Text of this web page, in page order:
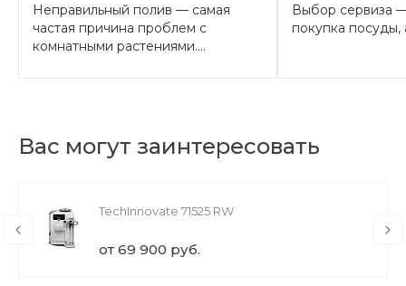
Неправильный полив — самая
частая причина проблем с
комнатными растениями....
Выбор сервиза
покупка посуды,
Вас могут заинтересовать
TechInnovate 71525 RW
от 69 900 руб.